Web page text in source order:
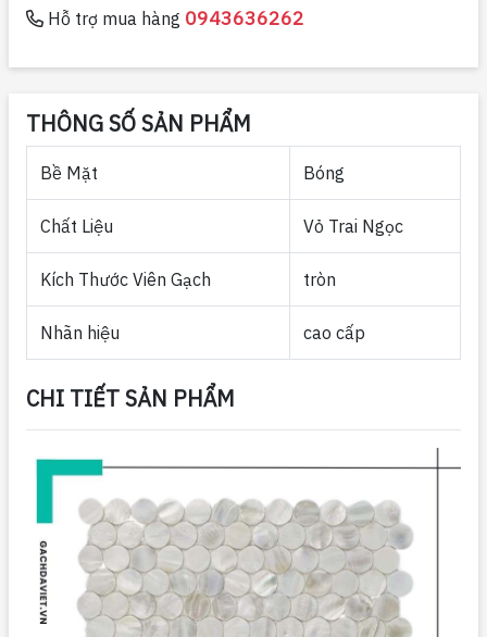
Hỗ trợ mua hàng 0943636262
THÔNG SỐ SẢN PHẨM
Bề Mặt Bóng
Chất Liệu Vỏ Trai Ngọc
Kích Thước Viên Gạch tròn
Nhãn hiệu cao cấp
CHI TIẾT SẢN PHẨM